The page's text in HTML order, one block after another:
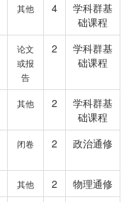
其他 4
学科群基
础课程
论文
或报
告
2
学科群基
础课程
其他 2
学科群基
础课程
闭卷 2 政治通修
其他 2
物理通修